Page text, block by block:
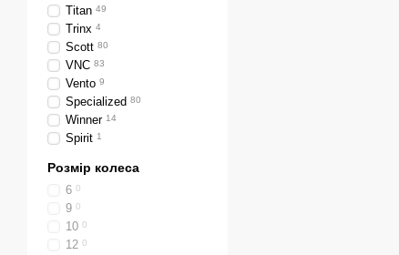
Titan 49
Trinx 4
Scott 80
VNC 83
Vento 9
Specialized 80
Winner 14
Spirit 1
Розмір колеса
6 0
9 0
10 0
12 0